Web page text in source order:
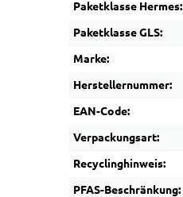
Paketklasse Hermes:
Paketklasse GLS:
Marke:
Herstellernummer:
EAN-Code:
Verpackungsart:
Recyclinghinweis:
PFAS-Beschränkung: